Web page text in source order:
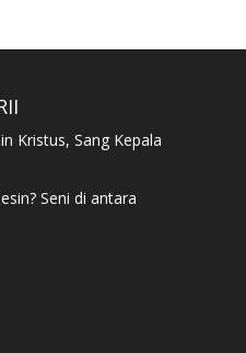
Kristus, Sang Kepala
Seni di antara